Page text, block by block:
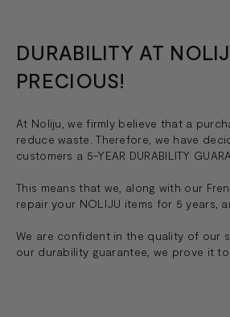
DURABILITY AT
PRECIOUS!
At Noliju, we firmly believe that a
reduce waste. Therefore, we have
customers a 5-YEAR DURABILITY
This means that we, along with our
repair your NOLIJU items for 5 years,
We are confident in the quality of our
our durability guarantee, we prove it to